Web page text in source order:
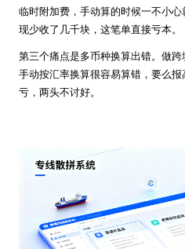
临时附加费，手动算的时候一不小
现少收了几千块，这笔单直接亏本。
第三个痛点是多币种换算出错。做跨
手动按汇率换算很容易算错，要么
亏，两头不讨好。